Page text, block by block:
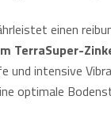
einen
TerraSuper-
intensive
optimale